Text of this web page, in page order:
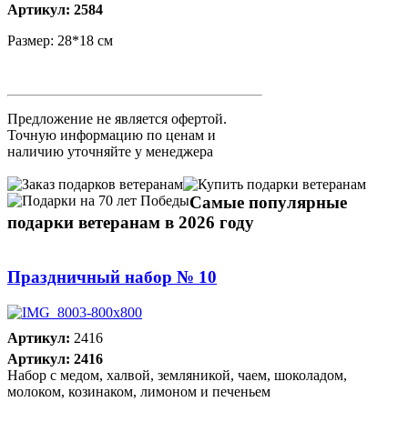
Артикул: 2584
Размер: 28*18 см
Предложение не является офертой.
Точную информацию по ценам и
наличию уточняйте у менеджера
Самые популярные
подарки ветеранам в 2026 году
Праздничный набор № 10
Артикул: 2416
Артикул: 2416
Набор с медом, халвой, земляникой, чаем, шоколадом,
молоком, козинаком, лимоном и печеньем